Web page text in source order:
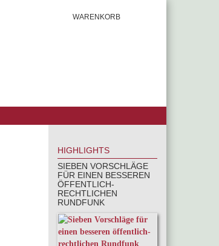
WARENKORB
HIGHLIGHTS
SIEBEN VORSCHLÄGE
FÜR EINEN BESSEREN
ÖFFENTLICH-
RECHTLICHEN
RUNDFUNK